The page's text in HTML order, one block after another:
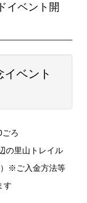
イベント開
ベント
ろ
の里山トレイル
※ご入金方法等
す